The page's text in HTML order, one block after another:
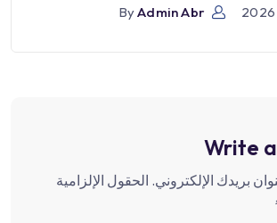
ByAdmin Abr
Write
بريدك الإلكتروني. الحقول الإلزامية